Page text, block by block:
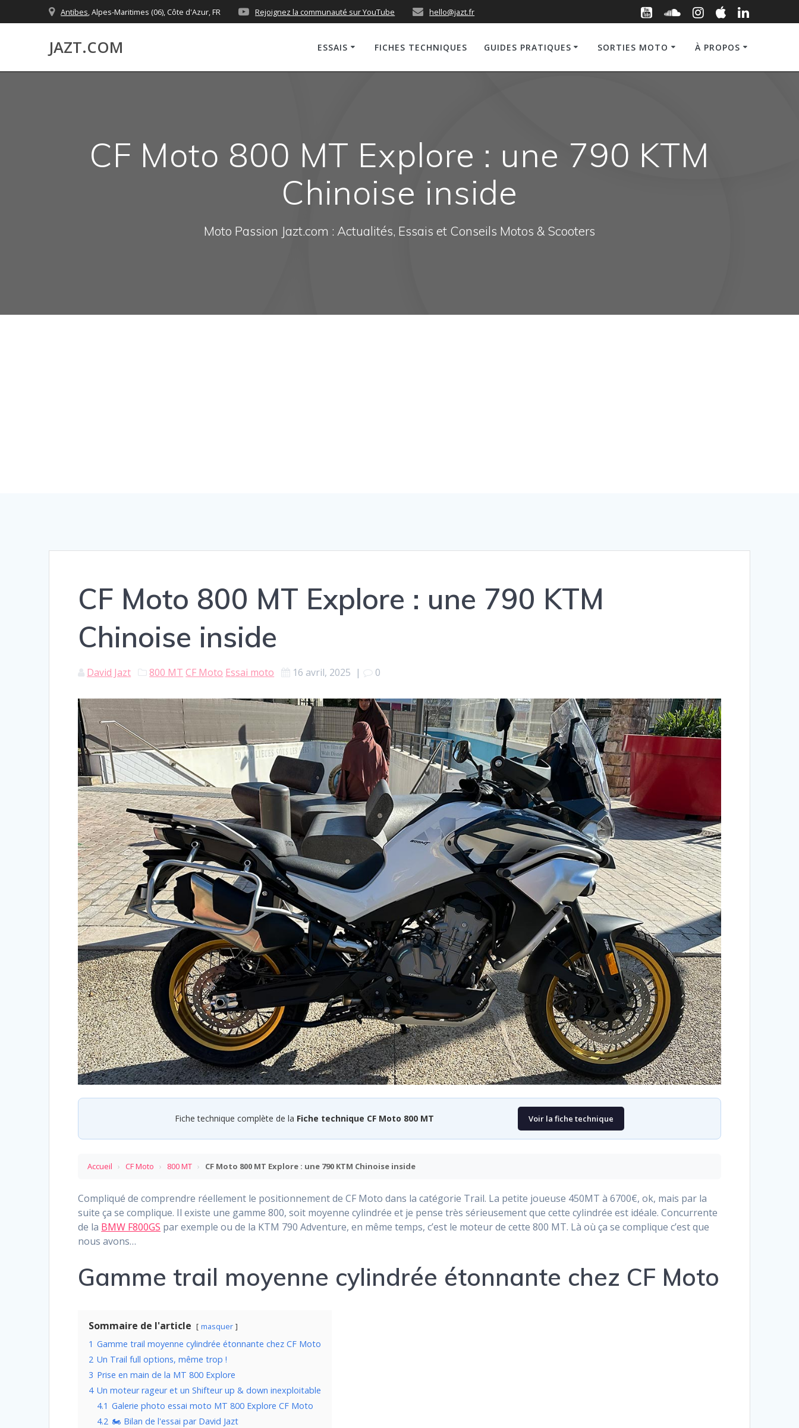
to
Antibes, Alpes-Maritimes (06), Côte d'Azur, FR Rejoignez la communauté sur YouTube hello@jazt.fr
JAZT.COM ESSAIS FICHES TECHNIQUES GUIDES PRATIQUES SORTIES MOTO À PROPOS
CF Moto 800 MT Explore : une 790 KTM
Chinoise inside
Moto Passion Jazt.com : Actualités, Essais et Conseils Motos & Scooters
CF Moto 800 MT Explore : une 790 KTM
Chinoise inside
David Jazt 800 MT CF Moto Essai moto 16 avril, 2025 | 0
Fiche technique complète de la Fiche technique CF Moto 800 MT Voir la fiche technique
Accueil › CF Moto › 800 MT › CF Moto 800 MT Explore : une 790 KTM Chinoise inside
Compliqué de comprendre réellement le positionnement de CF Moto dans la catégorie Trail. La petite joueuse 450MT à 6700€, ok, mais par la
suite ça se complique. Il existe une gamme 800, soit moyenne cylindrée et je pense très sérieusement que cette cylindrée est idéale. Concurrente
de la BMW F800GS par exemple ou de la KTM 790 Adventure, en même temps, c’est le moteur de cette 800 MT. Là où ça se complique c’est que
nous avons…
Gamme trail moyenne cylindrée étonnante chez CF Moto
Sommaire de l'article masquer
1 Gamme trail moyenne cylindrée étonnante chez CF Moto
2 Un Trail full options, même trop !
3 Prise en main de la MT 800 Explore
4 Un moteur rageur et un Shifteur up & down inexploitable
4.1 Galerie photo essai moto MT 800 Explore CF Moto
4.2 🏍️ Bilan de l'essai par David Jazt